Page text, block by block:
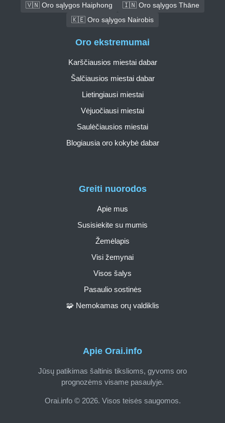
🇻🇳 Oro sąlygos Haiphong
🇮🇳 Oro sąlygos Thāne
🇰🇪 Oro sąlygos Nairobis
Apie Orai.info
Jūsų patikimas šaltinis tikslioms, gyvoms oro
prognozėms visame pasaulyje.
Orai.info © 2026. Visos teisės saugomos.
Greiti nuorodos
Apie mus
Susisiekite su mumis
Žemėlapis
Visi žemynai
Visos šalys
Pasaulio sostinės
🧩 Nemokamas orų valdiklis
Oro ekstremumai
Karščiausios miestai dabar
Šalčiausios miestai dabar
Lietingiausi miestai
Vėjuočiausi miestai
Saulėčiausios miestai
Blogiausia oro kokybė dabar